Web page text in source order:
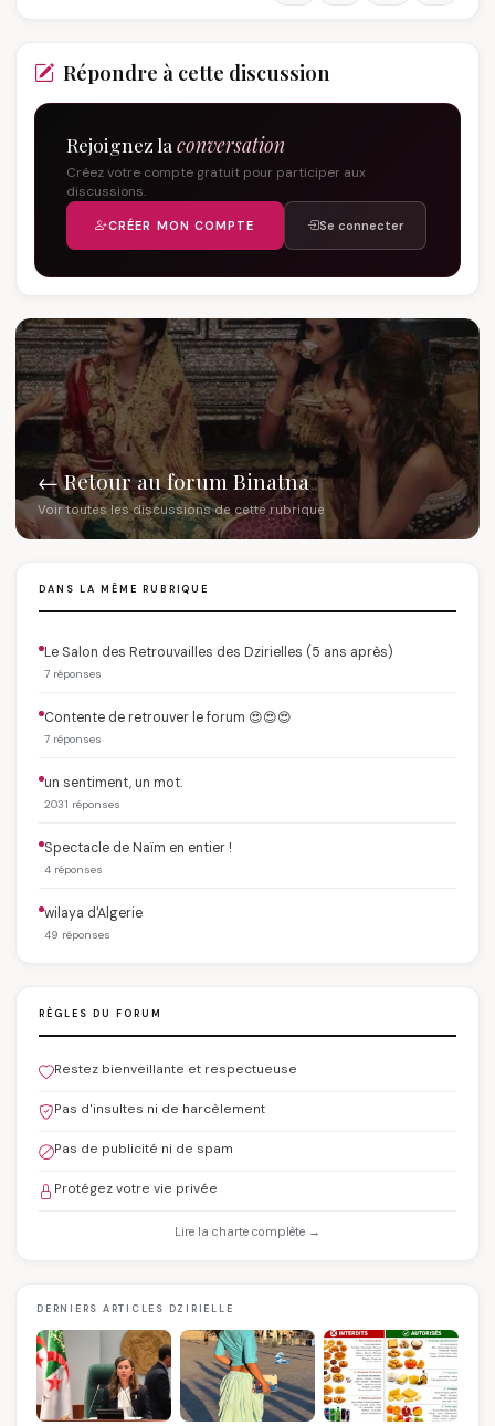
Répondre à cette discussion
Rejoignez la conversation
Créez votre compte gratuit pour participer aux
discussions.
CRÉER MON COMPTE Se connecter
← Retour au forum Binatna
Voir toutes les discussions de cette rubrique
DANS LA MÊME RUBRIQUE
Le Salon des Retrouvailles des Dzirielles (5 ans après)
7 réponses
Contente de retrouver le forum 😍😍😍
7 réponses
un sentiment, un mot.
2031 réponses
Spectacle de Naïm en entier !
4 réponses
wilaya d'Algerie
49 réponses
RÈGLES DU FORUM
Restez bienveillante et respectueuse
Pas d'insultes ni de harcèlement
Pas de publicité ni de spam
Protégez votre vie privée
Lire la charte complète →
DERNIERS ARTICLES DZIRIELLE